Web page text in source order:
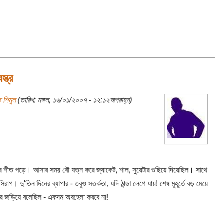
শিমুল(তারিখ: মঙ্গল, ১৬/০১/২০০৭ - ১২:১২অপরাহ্ন)
পড়ে। আসার সময় বৌ যত্ন করে জ্যাকেট, শাল, সুয়েটার গুছিয়ে দিয়েছিল। সাথে
দু'তিন দিনের ব্যাপার - তবুও সতর্কতা, যদি ঠান্ডা লেগে যায়! শেষ মুহূর্তে বড় মেয়ে
জড়িয়ে বলেছিল - একদম অবহেলা করবে না!